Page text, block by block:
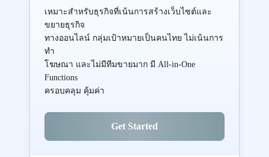
เหมาะสำหรับธุรกิจที่เน้นการสร้างเว็บไซต์และ
ขยายธุรกิจ
ทางออนไลน์ กลุ่มเป้าหมายเป็นคนไทย ไม่เน้นการ
ทำ
โฆษณา และไม่มีทีมขายมาก มี All-in-One
Functions
ครอบคลุม คุ้มค่า
Get Started